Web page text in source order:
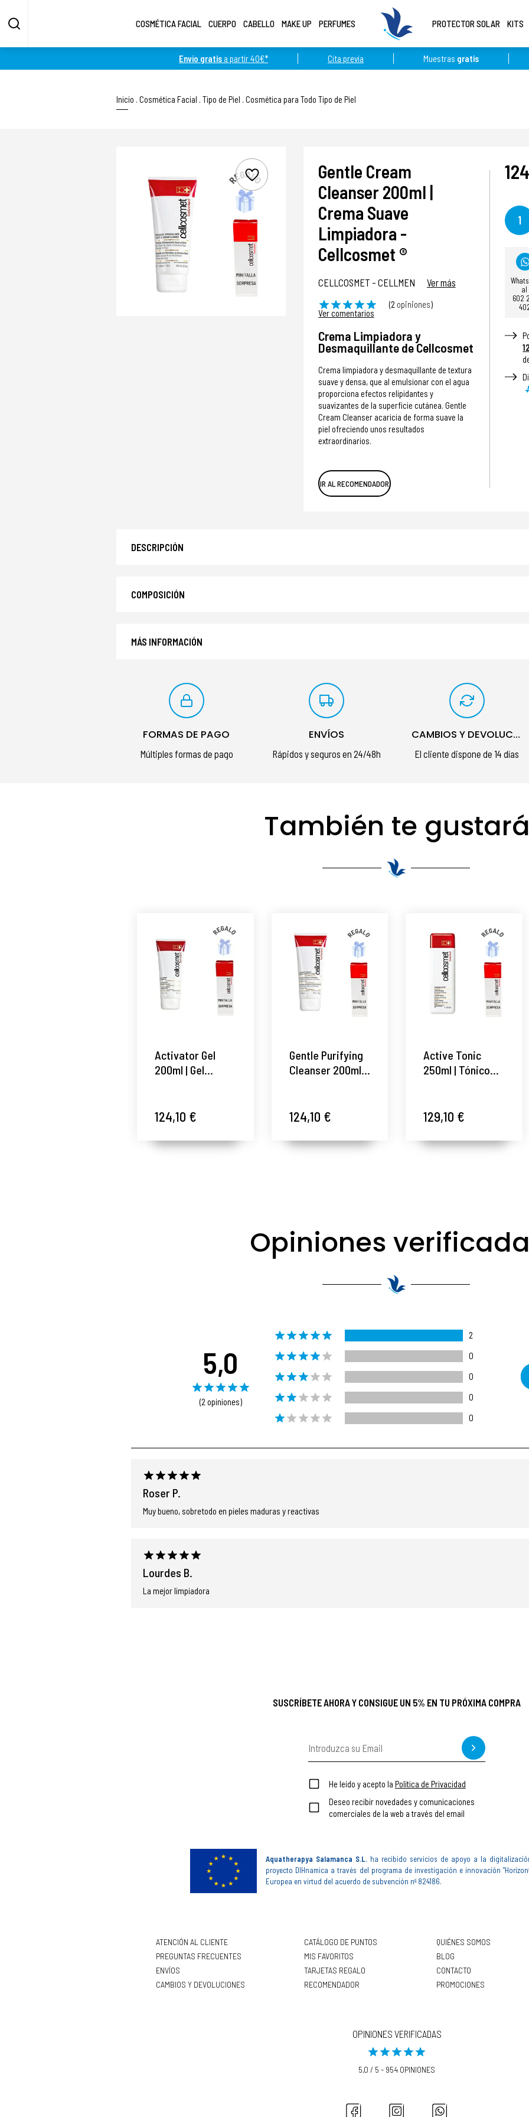
Envío gratis a partir 40€* Cita previa Muestras gratis
COSMÉTICA FACIAL CUERPO CABELLO MAKE UP PERFUMES PROTECTOR SOLAR KITS
Inicio Cosmética Facial Tipo de Piel Cosmética para Todo Tipo de Piel
Gentle Cream
Cleanser 200ml |
Crema Suave
Limpiadora -
Cellcosmet ®
CELLCOSMET - CELLMEN Ver más
(2 opiniones)
Ver comentarios
Crema Limpiadora y
Desmaquillante de Cellcosmet
Crema limpiadora y desmaquillante de textura
suave y densa, que al emulsionar con el agua
proporciona efectos relipidantes y
suavizantes de la superficie cutánea. Gentle
Cream Cleanser acaricia de forma suave la
piel ofreciendo unos resultados
extraordinarios.
IR AL RECOMENDADOR
1
al
602
DESCRIPCIÓN
COMPOSICIÓN
MÁS INFORMACIÓN
FORMAS DE PAGO
Múltiples formas de pago
ENVÍOS
Rápidos y seguros en 24/48h
CAMBIOS Y DEVOLUCIONES
El cliente dispone de 14 días
También te gustará
Activator Gel
200ml | Gel
Cellcosmet ®
124,10 €
Gentle Purifying
Cleanser 200ml |
Cellcosmet ®
124,10 €
Active Tonic
250ml | Tónico
Cellcosmet ®
129,10 €
Opiniones
5,0
(2 opiniones)
2
0
0
0
0
Roser P.
Muy bueno, sobretodo en pieles maduras y reactivas
Lourdes B.
La mejor limpiadora
SUSCRÍBETE AHORA Y CONSIGUE UN 5% EN TU PRÓXIMA COMPRA
He leído y acepto la Política de Privacidad
Deseo recibir novedades y comunicaciones
comerciales de la web a través del email
Aquatherapya Salamanca S.L. ha recibido servicios de apoyo a la
proyecto DIHnamica a través del programa de investigación e innovación
Europea en virtud del acuerdo de subvención nº 824186.
ATENCIÓN AL CLIENTE
PREGUNTAS FRECUENTES
ENVÍOS
CAMBIOS Y DEVOLUCIONES
CATÁLOGO DE PUNTOS
MIS FAVORITOS
TARJETAS REGALO
RECOMENDADOR
QUIÉNES SOMOS
BLOG
CONTACTO
PROMOCIONES
OPINIONES VERIFICADAS
5,0 / 5 - 954 OPINIONES